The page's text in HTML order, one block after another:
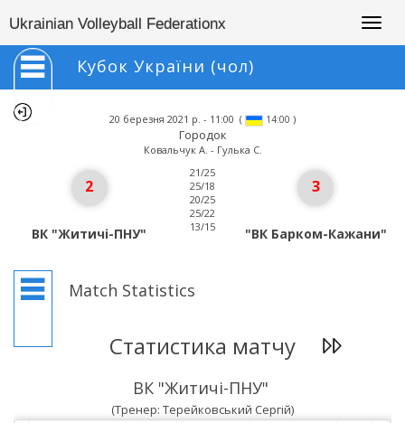
Ukrainian Volleyball Federationx
Кубок України (чол)
20 березня 2021 р. - 11:00 ( 14:00 )
Городок
Ковальчук А. - Гулька С.
2
ВК "Житичі-ПНУ"
21/25
25/18
20/25
25/22
13/15
3
"ВК Барком-Кажани"
Match Statistics
Статистика матчу
ВК "Житичі-ПНУ"
(Тренер: Терейковський Сергій)